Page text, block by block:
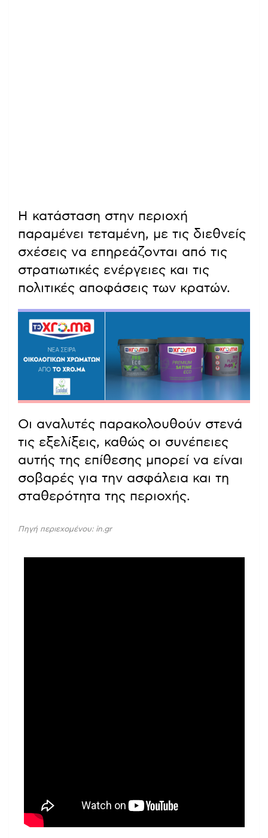
Η κατάσταση στην περιοχή
παραμένει τεταμένη, με τις διεθνείς
σχέσεις να επηρεάζονται από τις
στρατιωτικές ενέργειες και τις
πολιτικές αποφάσεις των κρατών.
Οι αναλυτές παρακολουθούν στενά
τις εξελίξεις, καθώς οι συνέπειες
αυτής της επίθεσης μπορεί να είναι
σοβαρές για την ασφάλεια και τη
σταθερότητα της περιοχής.
Πηγή περιεχομένου: in.gr